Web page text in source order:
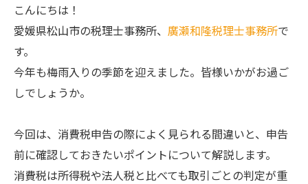
こんにちは！
愛媛県松山市の税理士事務所、 廣瀬和隆税理士事務所で
す。
今年も梅雨入りの季節を迎えました。皆様いかがお過ご
しでしょうか。
今回は、消費税申告の際によく見られる間違いと、申告
前に確認しておきたいポイントについて解説します。
消費税は所得税や法人税と比べても取引ごとの判定が重